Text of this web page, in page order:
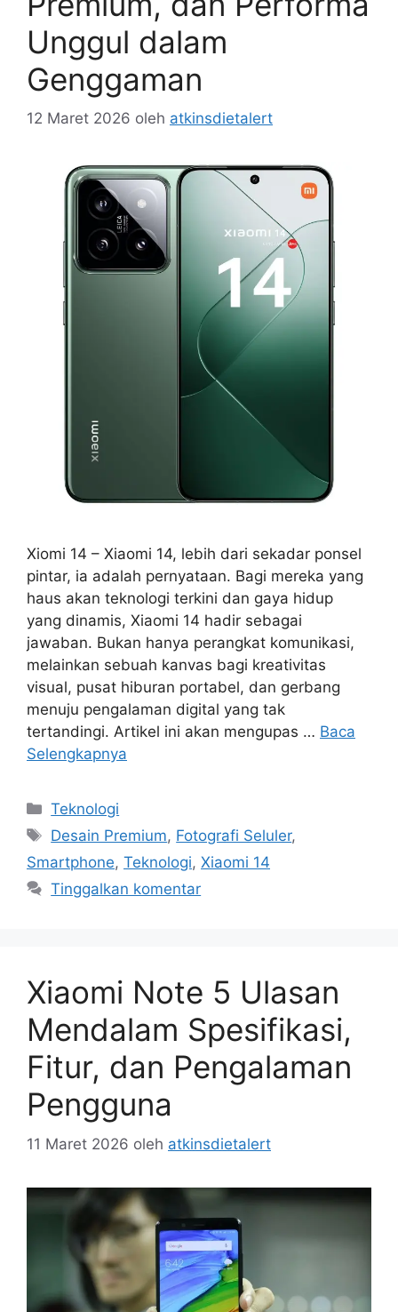
Unggul dalam
Genggaman
12 Maret 2026 oleh atkinsdietalert
Xiomi 14 – Xiaomi 14, lebih dari sekadar ponsel
pintar, ia adalah pernyataan. Bagi mereka yang
haus akan teknologi terkini dan gaya hidup
yang dinamis, Xiaomi 14 hadir sebagai
jawaban. Bukan hanya perangkat komunikasi,
melainkan sebuah kanvas bagi kreativitas
visual, pusat hiburan portabel, dan gerbang
menuju pengalaman digital yang tak
tertandingi. Artikel ini akan mengupas … Baca
Selengkapnya
Kategori
Teknologi
Tag
Desain Premium, Fotografi Seluler,
Smartphone, Teknologi, Xiaomi 14
Tinggalkan komentar
Xiaomi Note 5 Ulasan
Mendalam Spesifikasi,
Fitur, dan Pengalaman
Pengguna
11 Maret 2026 oleh atkinsdietalert